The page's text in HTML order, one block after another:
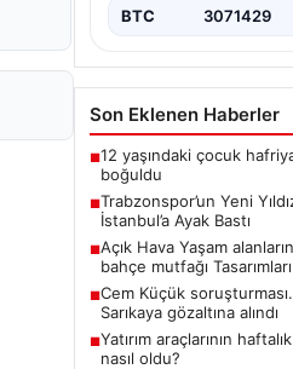
BTC 3071429
Son Eklenen Haberler
■12 yaşındaki çocuk
boğuldu
■Trabzonspor’un Yeni
İstanbul’a Ayak Bastı
■Açık Hava Yaşam
bahçe mutfağı Tasarımları
■Cem Küçük
Sarıkaya gözaltına alındı
■Yatırım araçlarının
nasıl oldu?